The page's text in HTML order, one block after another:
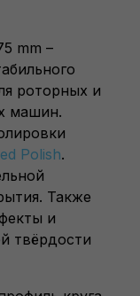
mm –
роторных и
машин.
Polish.
Также
и
твёрдости